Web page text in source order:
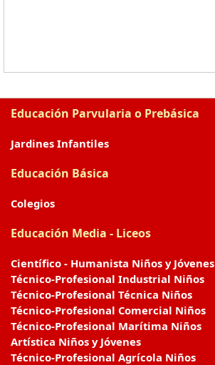
Educación Parvularia o Prebásica
Jardines Infantiles
Educación Básica
Colegios
Educación Media - Liceos
Científico - Humanista Niños y Jóvenes
Técnico-Profesional Industrial Niños
Técnico-Profesional Técnica Niños
Técnico-Profesional Comercial Niños
Técnico-Profesional Marítima Niños
Artística Niños y Jóvenes
Técnico-Profesional Agrícola Niños